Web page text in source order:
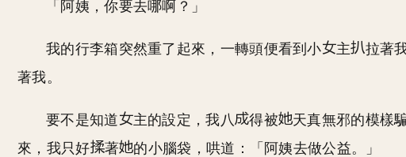
「阿姨，你要去哪啊？」
我的行李箱突然重了起來，一轉頭便看到小 主
拉著
著我。
要不是知道 主的設定，我八 得被 天真無邪的模樣
來，我只好
著 的小腦袋，哄道：「阿姨去做公益。」